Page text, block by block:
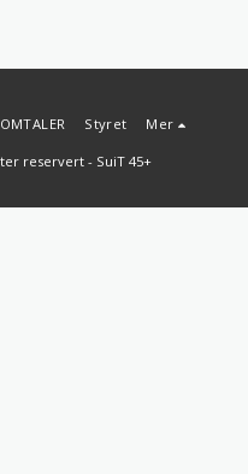
Styret Mer
reservert - SuiT 45+